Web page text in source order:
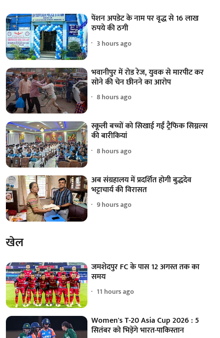
पेंशन अपडेट के नाम पर वृद्ध से 16 लाख
रुपये की ठगी
3 hours ago
भवानीपुर में रोड रेज, युवक से मारपीट कर
सोने की चेन छीनने का आरोप
8 hours ago
स्कूली बच्चों को सिखाई गईं ट्रैफिक सिग्नल्स
की बारीकियां
8 hours ago
अब संग्रहालय में प्रदर्शित होगी बुद्धदेव
भट्टाचार्य की विरासत
9 hours ago
खेल
जमशेदपुर FC के पास 12 अगस्त तक का
समय
11 hours ago
Women's T-20 Asia Cup 2026 : 5
सितंबर को भिड़ेंगे भारत-पाकिस्तान